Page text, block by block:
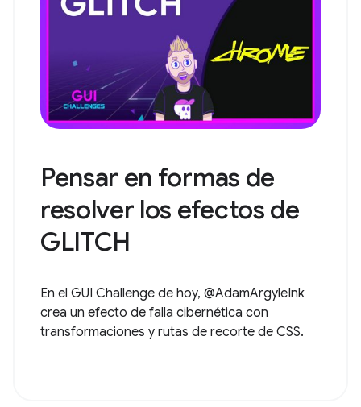
Pensar en formas de
resolver los efectos de
GLITCH
En el GUI Challenge de hoy, @AdamArgyleInk
crea un efecto de falla cibernética con
transformaciones y rutas de recorte de CSS.